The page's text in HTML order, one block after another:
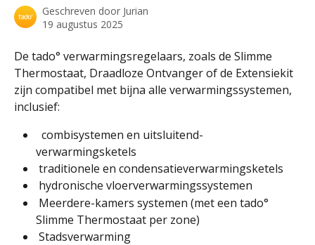
Geschreven door Jurian
19 augustus 2025
De tado° verwarmingsregelaars, zoals de Slimme
Thermostaat, Draadloze Ontvanger of de Extensiekit
zijn compatibel met bijna alle verwarmingssystemen,
inclusief:
verwarmingsketels
traditionele en condensatieverwarmingsketels
hydronische vloerverwarmingssystemen
Slimme Thermostaat per zone)
Stadsverwarming